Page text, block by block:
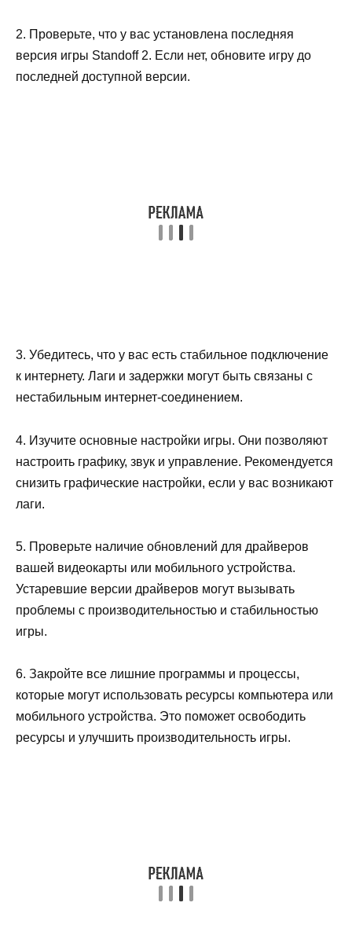
2. Проверьте, что у вас установлена последняя
версия игры Standoff 2. Если нет, обновите игру до
последней доступной версии.
3. Убедитесь, что у вас есть стабильное подключение
к интернету. Лаги и задержки могут быть связаны с
нестабильным интернет-соединением.
4. Изучите основные настройки игры. Они позволяют
настроить графику, звук и управление. Рекомендуется
снизить графические настройки, если у вас возникают
лаги.
5. Проверьте наличие обновлений для драйверов
вашей видеокарты или мобильного устройства.
Устаревшие версии драйверов могут вызывать
проблемы с производительностью и стабильностью
игры.
6. Закройте все лишние программы и процессы,
которые могут использовать ресурсы компьютера или
мобильного устройства. Это поможет освободить
ресурсы и улучшить производительность игры.